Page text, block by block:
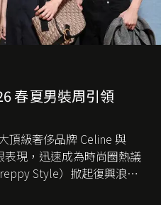
春夏男裝周引領
頂級奢侈品牌 Celine 與
現，迅速成為時尚圈熱議
Style）掀起復興浪
眾視線。